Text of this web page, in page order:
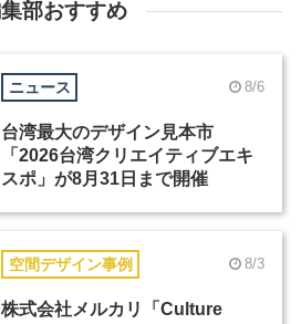
部おすすめ
ニュース 8/6
台湾最大のデザイン見本市
「2026台湾クリエイティブエキ
スポ」が8月31日まで開催
空間デザイン事例 8/3
株式会社メルカリ「Culture